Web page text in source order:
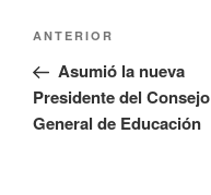
ANTERIOR
Asumió la nueva
Presidente del Consejo
General de Educación